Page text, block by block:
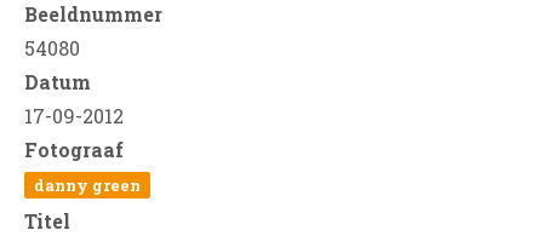
Beeldnummer
54080
Datum
17-09-2012
Fotograaf
danny green
Titel